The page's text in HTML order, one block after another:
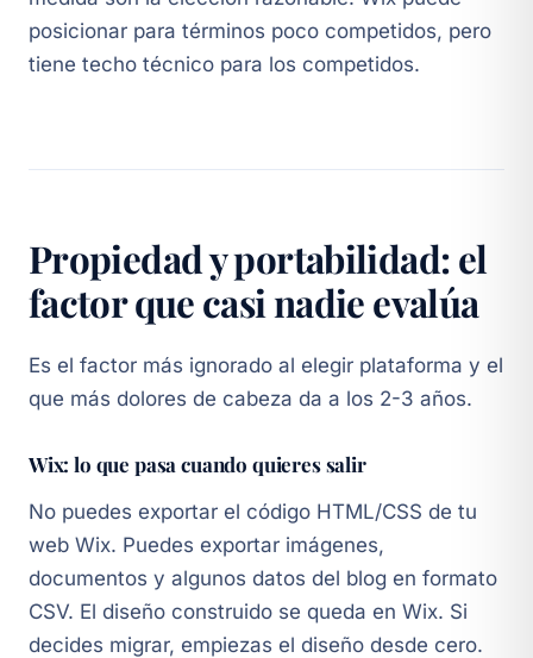
posicionar para términos poco competidos, pero
tiene techo técnico para los competidos.
Propiedad y portabilidad: el
factor que casi nadie evalúa
Es el factor más ignorado al elegir plataforma y el
que más dolores de cabeza da a los 2-3 años.
Wix: lo que pasa cuando quieres salir
No puedes exportar el código HTML/CSS de tu
web Wix. Puedes exportar imágenes,
documentos y algunos datos del blog en formato
CSV. El diseño construido se queda en Wix. Si
decides migrar, empiezas el diseño desde cero.